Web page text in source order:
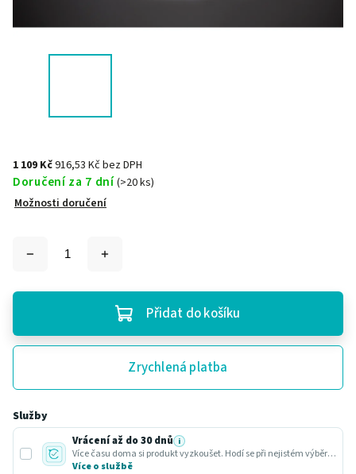
1 109 Kč916,53 Kč bez DPH
Doručení za 7 dní(>20 ks)
Možnosti doručení
Přidat do košíku
Zrychlená platba
Služby
Vrácení až do 30 dnů i
Více času doma si produkt vyzkoušet. Hodí se při nejistém výběru nebo dárku.
Více o službě